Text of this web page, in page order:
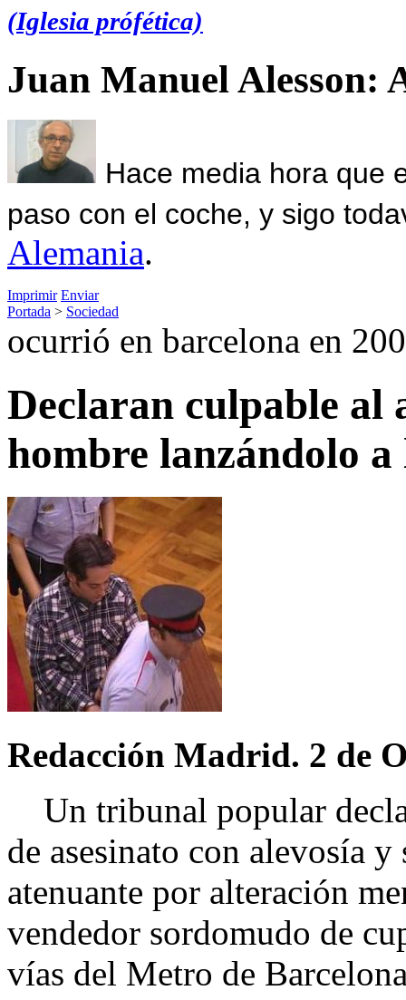
(Iglesia prófética)
Juan Manuel Alesson:
Hace media hora que
paso con el coche, y sigo
Alemania.
Imprimir Enviar
Portada > Sociedad
ocurrió en barcelona en
Declaran culpable al
hombre lanzándolo
Redacción Madrid. 2 de
Un tribunal popular
de asesinato con alevosía
atenuante por alteración
vendedor sordomudo de
vías del Metro de